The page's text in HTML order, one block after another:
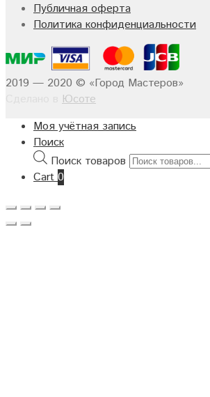
Публичная оферта
Политика конфиденциальности
2019 — 2020 © «Город Мастеров»
Юсоте
Моя учётная запись
Поиск
Поиск товаров
Cart0